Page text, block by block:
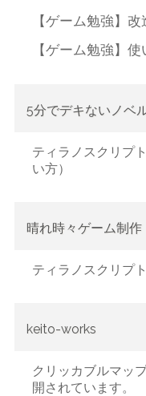
【ゲーム勉強】
【ゲーム勉強】
5分でデキないノベ
ティラノスクリプ
い方）
晴れ時々ゲーム制作
ティラノスクリプ
keito-works
クリッカブルマッ
開されています。